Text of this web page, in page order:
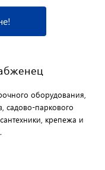
оборудования,
садово-паркового
крепежа и